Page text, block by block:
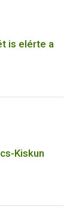
is elérte a
Kiskun